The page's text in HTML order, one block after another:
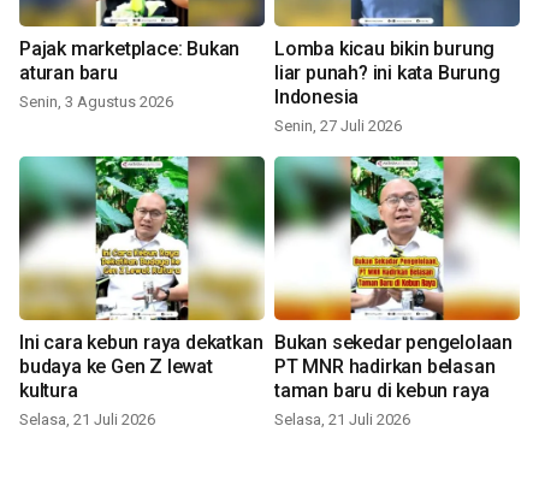
Pajak marketplace: Bukan
aturan baru
Senin, 3 Agustus 2026
Lomba kicau bikin burung
liar punah? ini kata Burung
Indonesia
Senin, 27 Juli 2026
Ini cara kebun raya dekatkan
budaya ke Gen Z lewat
kultura
Selasa, 21 Juli 2026
Bukan sekedar pengelolaan
PT MNR hadirkan belasan
taman baru di kebun raya
Selasa, 21 Juli 2026